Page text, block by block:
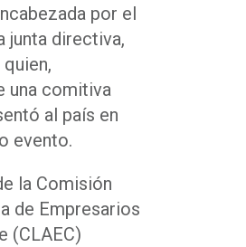
por el
junta directiva,
una comitiva
al país en
evento.
la Comisión
de Empresarios
(CLAEC)